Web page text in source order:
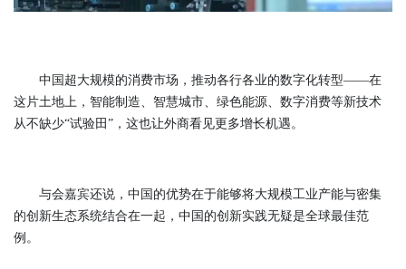
中国超大规模的消费市场，推动各行各业的数字化转型——在
这片土地上，智能制造、智慧城市、绿色能源、数字消费等新技术
从不缺少“试验田”，这也让外商看见更多增长机遇。
与会嘉宾还说，中国的优势在于能够将大规模工业产能与密集
的创新生态系统结合在一起，中国的创新实践无疑是全球最佳范
例。